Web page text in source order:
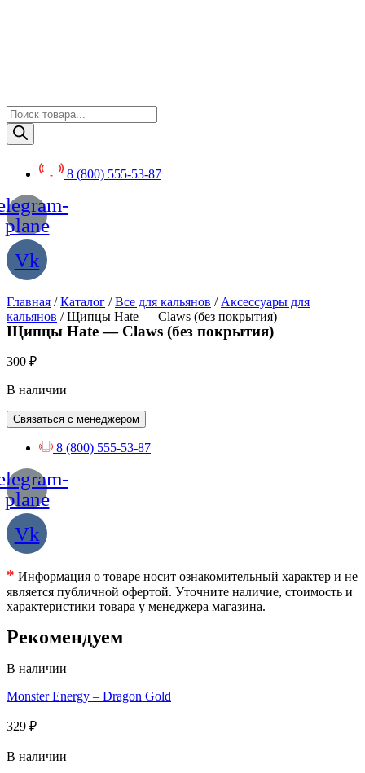
Поиск
товаров
8 (800) 555-53-87
plane
Vk
Главная /Каталог /Все для кальянов / Аксессуары для
кальянов / Щипцы Hate — Claws (без покрытия)
Щипцы Hate — Claws (без покрытия)
300 ₽
В наличии
Связаться с менеджером
8 (800) 555-53-87
plane
Vk
* Информация о товаре носит ознакомительный характер и не
является публичной офертой. Уточните наличие, стоимость и
характеристики товара у менеджера магазина.
Рекомендуем
В наличии
Monster Energy – Dragon Gold
329 ₽
В наличии